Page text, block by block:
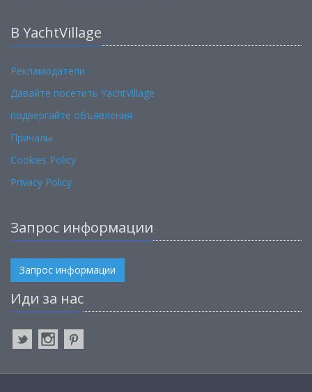
В YachtVillage
Рекламодатели
Давайте посетить YachtVillage
подвергайте объявления
Причалы
Cookies Policy
Privacy Policy
Запрос информации
Запрос информации
Иди за нас